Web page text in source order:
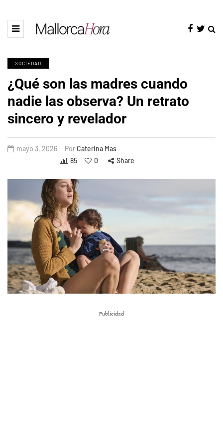
SOCIEDAD
¿Qué son las madres cuando
nadie las observa? Un retrato
sincero y revelador
mayo 3, 2026 PorCaterina Mas
85
0 Share
Publicidad